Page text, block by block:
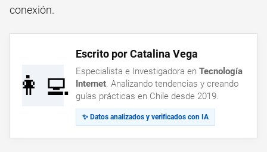
conexión.
👩‍💻
Escrito por Catalina Vega
Especialista e Investigadora en Tecnología
Internet. Analizando tendencias y creando
guías prácticas en Chile desde 2019.
✨ Datos analizados y verificados con IA